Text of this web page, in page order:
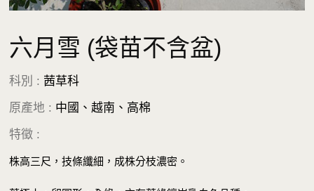
六月雪 (袋苗不含盆)
科別 : 茜草科
原產地 : 中國、越南、高棉
特徵 :
株高三尺，技條纖細，成株分枝濃密。